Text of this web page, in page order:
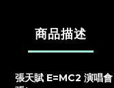
商品描述
張天賦 E=MC2 演唱